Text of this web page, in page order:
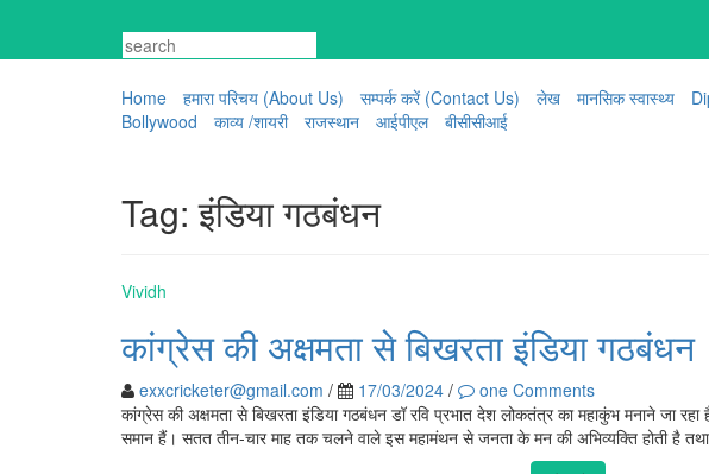
content
Home
हमारा परिचय (About Us) सम्पर्क करें (Contact Us) लेख मानसिक स्वास्थ्य
Bollywood
काव्य /शायरी राजस्थान आईपीएल बीसीसीआई
Tag:इंडिया गठबंधन
Vividh
कांग्रेस की अक्षमता से बिखरता इंडिया गठबंधन
exxcricketer@gmail.com / 17/03/2024 /
one Comments
कांग्रेस की अक्षमता से बिखरता इंडिया गठबंधन डॉ रवि प्रभात देश लोकतंत्र का महाकुंभ मनाने जा
समान हैं। सतत तीन-चार माह तक चलने वाले इस महामंथन से जनता के मन की अभिव्यक्ति होती है